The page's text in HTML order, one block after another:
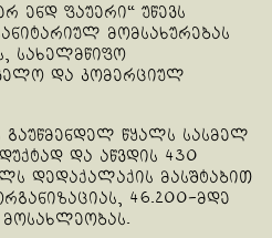
ენდ ფაუერი“ უწევს
მომსახურებას
სახელმწიფო
და კომერციულ
გაუწმენდელ წყალს სასმელ
და აწვდის 430
დედაქალაქის მასშტაბით
46.200-მდე